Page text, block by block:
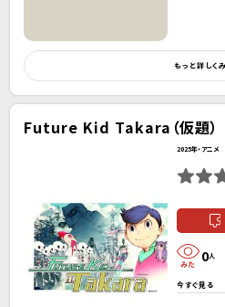
もっと詳しく
Future Kid Takara（仮題）
2025年・アニメ
0人
今すぐ見る